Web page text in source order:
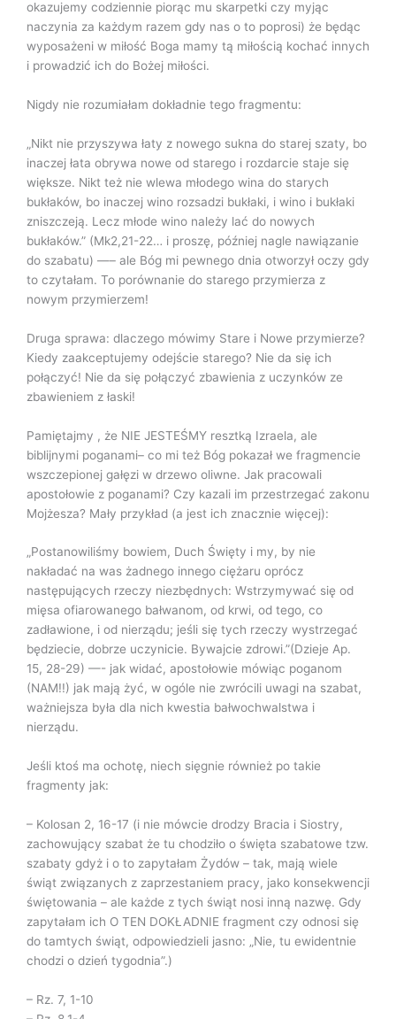
okazujemy codziennie piorąc mu skarpetki czy myjąc
naczynia za każdym razem gdy nas o to poprosi) że będąc
wyposażeni w miłość Boga mamy tą miłością kochać innych
i prowadzić ich do Bożej miłości.
Nigdy nie rozumiałam dokładnie tego fragmentu:
„Nikt nie przyszywa łaty z nowego sukna do starej szaty, bo
inaczej łata obrywa nowe od starego i rozdarcie staje się
większe. Nikt też nie wlewa młodego wina do starych
bukłaków, bo inaczej wino rozsadzi bukłaki, i wino i bukłaki
zniszczeją. Lecz młode wino należy lać do nowych
bukłaków.” (Mk2,21-22… i proszę, później nagle nawiązanie
do szabatu) —– ale Bóg mi pewnego dnia otworzył oczy gdy
to czytałam. To porównanie do starego przymierza z
nowym przymierzem!
Druga sprawa: dlaczego mówimy Stare i Nowe przymierze?
Kiedy zaakceptujemy odejście starego? Nie da się ich
połączyć! Nie da się połączyć zbawienia z uczynków ze
zbawieniem z łaski!
Pamiętajmy , że NIE JESTEŚMY resztką Izraela, ale
biblijnymi poganami– co mi też Bóg pokazał we fragmencie
wszczepionej gałęzi w drzewo oliwne. Jak pracowali
apostołowie z poganami? Czy kazali im przestrzegać zakonu
Mojżesza? Mały przykład (a jest ich znacznie więcej):
„Postanowiliśmy bowiem, Duch Święty i my, by nie
nakładać na was żadnego innego ciężaru oprócz
następujących rzeczy niezbędnych: Wstrzymywać się od
mięsa ofiarowanego bałwanom, od krwi, od tego, co
zadławione, i od nierządu; jeśli się tych rzeczy wystrzegać
będziecie, dobrze uczynicie. Bywajcie zdrowi.”(Dzieje Ap.
15, 28-29) —- jak widać, apostołowie mówiąc poganom
(NAM!!) jak mają żyć, w ogóle nie zwrócili uwagi na szabat,
ważniejsza była dla nich kwestia bałwochwalstwa i
nierządu.
Jeśli ktoś ma ochotę, niech sięgnie również po takie
fragmenty jak:
– Kolosan 2, 16-17 (i nie mówcie drodzy Bracia i Siostry,
zachowujący szabat że tu chodziło o święta szabatowe tzw.
szabaty gdyż i o to zapytałam Żydów – tak, mają wiele
świąt związanych z zaprzestaniem pracy, jako konsekwencji
świętowania – ale każde z tych świąt nosi inną nazwę. Gdy
zapytałam ich O TEN DOKŁADNIE fragment czy odnosi się
do tamtych świąt, odpowiedzieli jasno: „Nie, tu ewidentnie
chodzi o dzień tygodnia”.)
– Rz. 7, 1-10